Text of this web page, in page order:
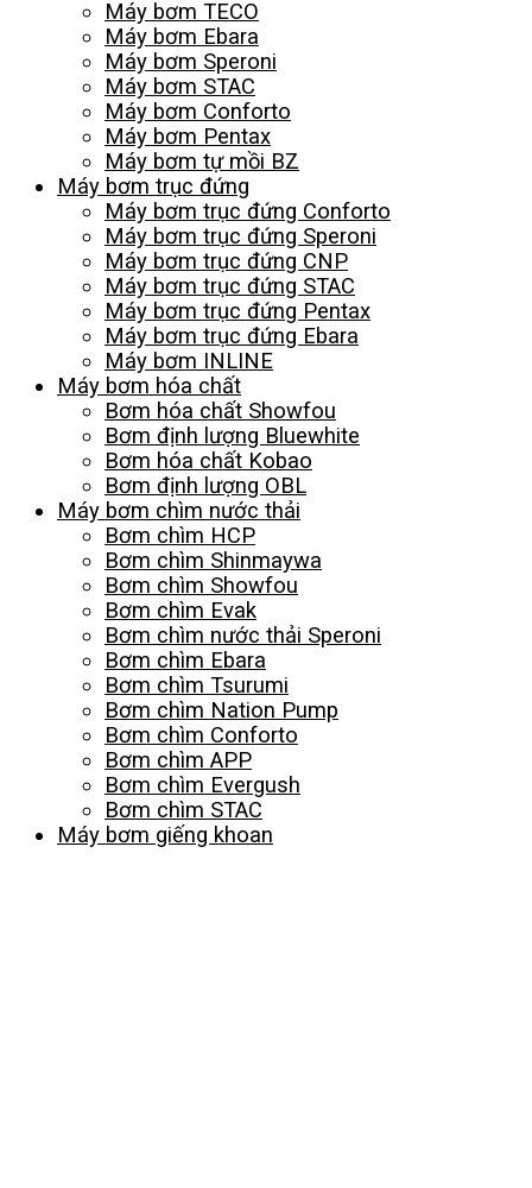
Máy bơm TECO
Máy bơm Ebara
Máy bơm Speroni
Máy bơm STAC
Máy bơm Conforto
Máy bơm Pentax
Máy bơm tự mồi BZ
Máy bơm trục đứng
Máy bơm trục đứng Conforto
Máy bơm trục đứng Speroni
Máy bơm trục đứng CNP
Máy bơm trục đứng STAC
Máy bơm trục đứng Pentax
Máy bơm trục đứng Ebara
Máy bơm INLINE
Máy bơm hóa chất
Bơm hóa chất Showfou
Bơm định lượng Bluewhite
Bơm hóa chất Kobao
Bơm định lượng OBL
Máy bơm chìm nước thải
Bơm chìm HCP
Bơm chìm Shinmaywa
Bơm chìm Showfou
Bơm chìm Evak
Bơm chìm nước thải Speroni
Bơm chìm Ebara
Bơm chìm Tsurumi
Bơm chìm Nation Pump
Bơm chìm Conforto
Bơm chìm APP
Bơm chìm Evergush
Bơm chìm STAC
Máy bơm giếng khoan